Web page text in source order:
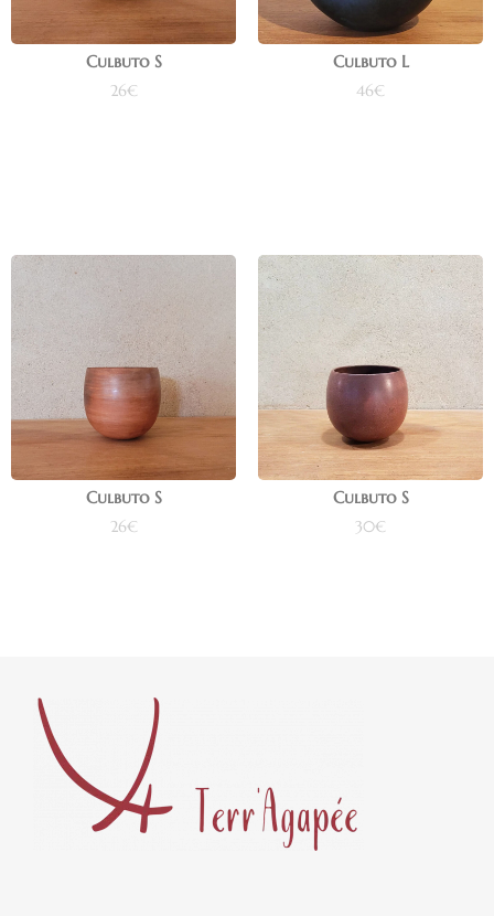
Culbuto S
26€
Culbuto L
46€
Culbuto S
26€
Culbuto S
30€